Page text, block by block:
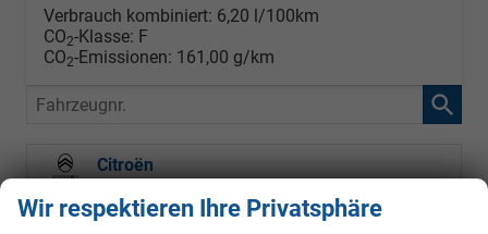
Verbrauch kombiniert: 6,20 l/100km
CO2-Klasse: F
CO2-Emissionen: 161,00 g/km
Fahrzeugnr.
Citroën
Ford
Wir respektieren Ihre Privatsphäre